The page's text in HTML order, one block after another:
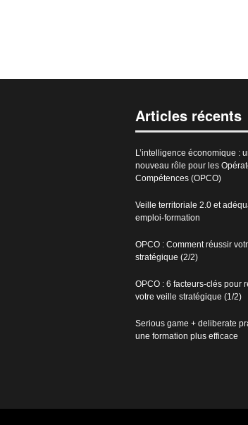
Articles récents
L’intelligence économique :
nouveau rôle pour les
Compétences (OPCO)
Veille territoriale 2.0 et
emploi-formation
OPCO : Comment réussir
stratégique (2/2)
OPCO : 6 facteurs-clés pour
votre veille stratégique (1/2)
Serious game + deliberate
une formation plus efficace